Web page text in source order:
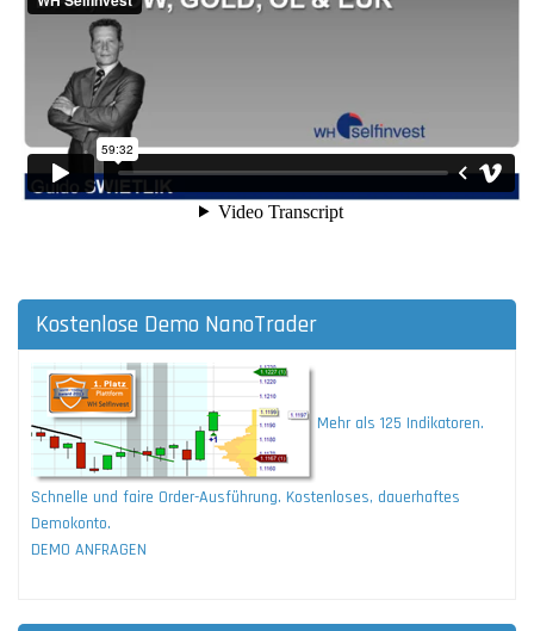
Kostenlose Demo NanoTrader
Mehr als 125 Indikatoren.
Schnelle und faire Order-Ausführung. Kostenloses, dauerhaftes
Demokonto.
DEMO ANFRAGEN